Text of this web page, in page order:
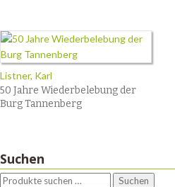
Listner, Karl
50 Jahre Wiederbelebung der
Burg Tannenberg
Suchen
Suchen